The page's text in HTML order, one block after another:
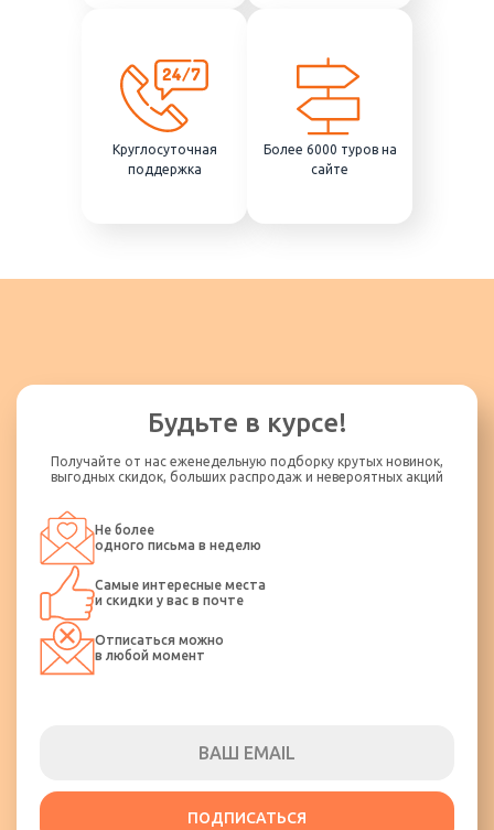
Круглосуточная
поддержка
Более 6000 туров на
сайте
Будьте в курсе!
Получайте от нас еженедельную подборку крутых новинок,
выгодных скидок, больших распродаж и невероятных акций
Не более
одного письма в неделю
Самые интересные места
и скидки у вас в почте
Отписаться можно
в любой момент
ПОДПИСАТЬСЯ